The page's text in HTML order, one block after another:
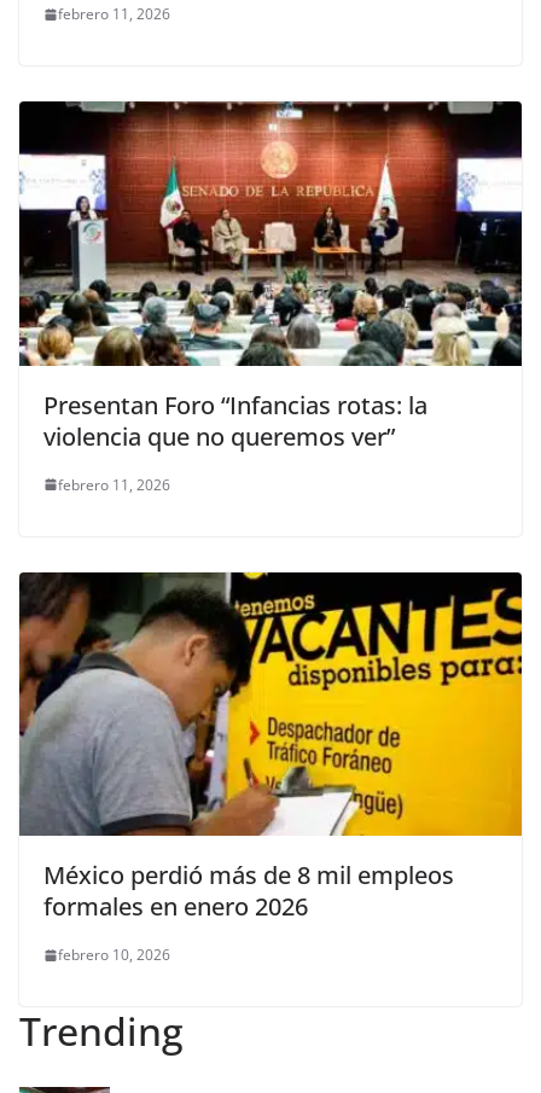
febrero 11, 2026
Presentan Foro “Infancias rotas: la
violencia que no queremos ver”
febrero 11, 2026
México perdió más de 8 mil empleos
formales en enero 2026
febrero 10, 2026
Trending